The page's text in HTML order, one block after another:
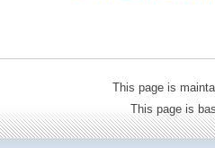
This page is
This page is